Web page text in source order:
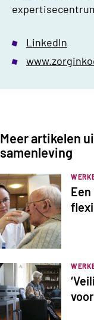
LinkedIn
Meer artikelen
samenleving